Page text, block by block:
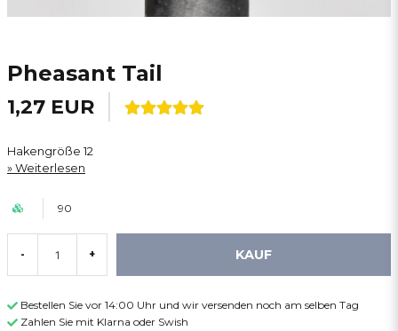
Pheasant Tail
1,27 EUR
Hakengröße 12
Weiterlesen
90
- + KAUF
Bestellen Sie vor 14:00 Uhr und wir versenden noch am selben Tag
Zahlen Sie mit Klarna oder Swish